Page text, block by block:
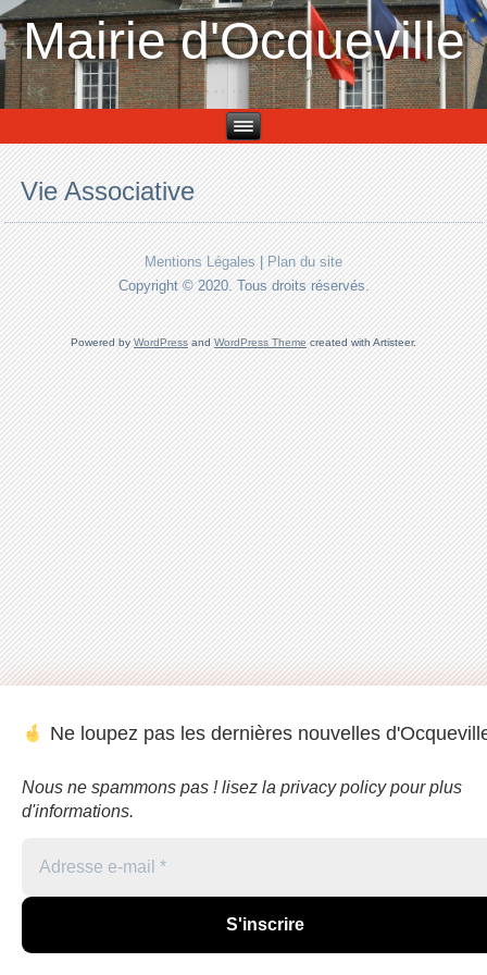
Mairie d'Ocqueville
Vie Associative
Ne loupez pas les dernières nouvelles
Nous ne spammons pas ! lisez la privacy policy pour plus
d'informations.
*
Mentions Légales|Plan du site
Copyright © 2020. Tous droits réservés.
Powered byWordPressandWordPress Themecreated with Artisteer.